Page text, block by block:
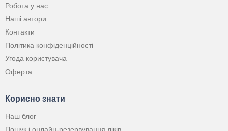
Робота у нас
Наші автори
Контакти
Політика конфіденційності
Угода користувача
Оферта
Корисно знати
Наш блог